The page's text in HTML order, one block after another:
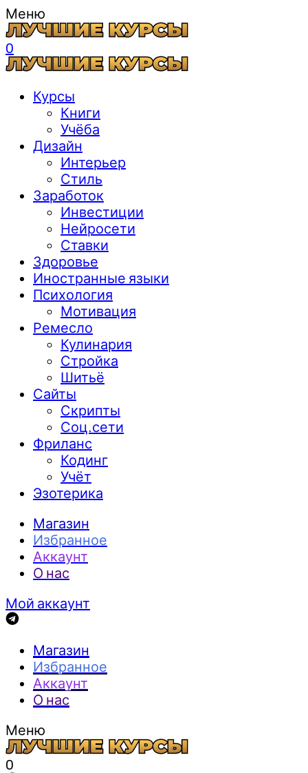
Меню
0
Курсы
Книги
Учёба
Дизайн
Интерьер
Стиль
Заработок
Инвестиции
Нейросети
Ставки
Здоровье
Иностранные языки
Психология
Мотивация
Ремесло
Кулинария
Стройка
Шитьё
Сайты
Скрипты
Соц.сети
Фриланс
Кодинг
Учёт
Эзотерика
Магазин
Избранное
Аккаунт
О нас
Мой аккаунт
Магазин
Избранное
Аккаунт
О нас
Меню
0